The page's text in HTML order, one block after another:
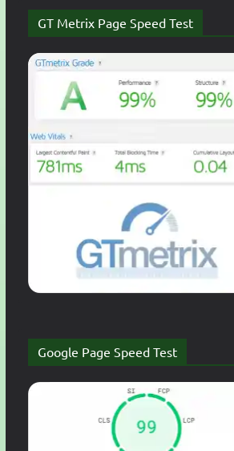
GT Metrix Page Speed Test
Google Page Speed Test